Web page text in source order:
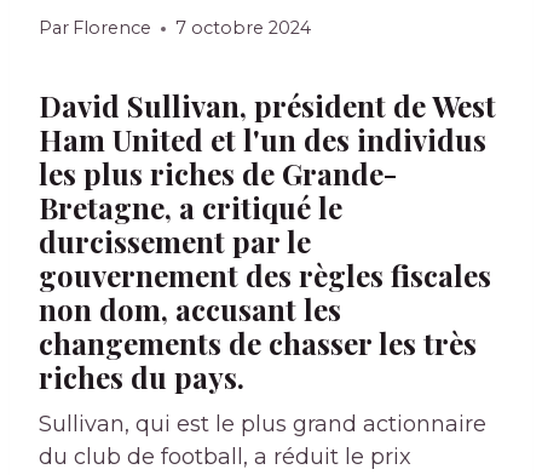
Par Florence 7 octobre 2024
David Sullivan, président de West
Ham United et l'un des individus
les plus riches de Grande-
Bretagne, a critiqué le
durcissement par le
gouvernement des règles fiscales
non dom, accusant les
changements de chasser les très
riches du pays.
Sullivan, qui est le plus grand actionnaire
du club de football, a réduit le prix